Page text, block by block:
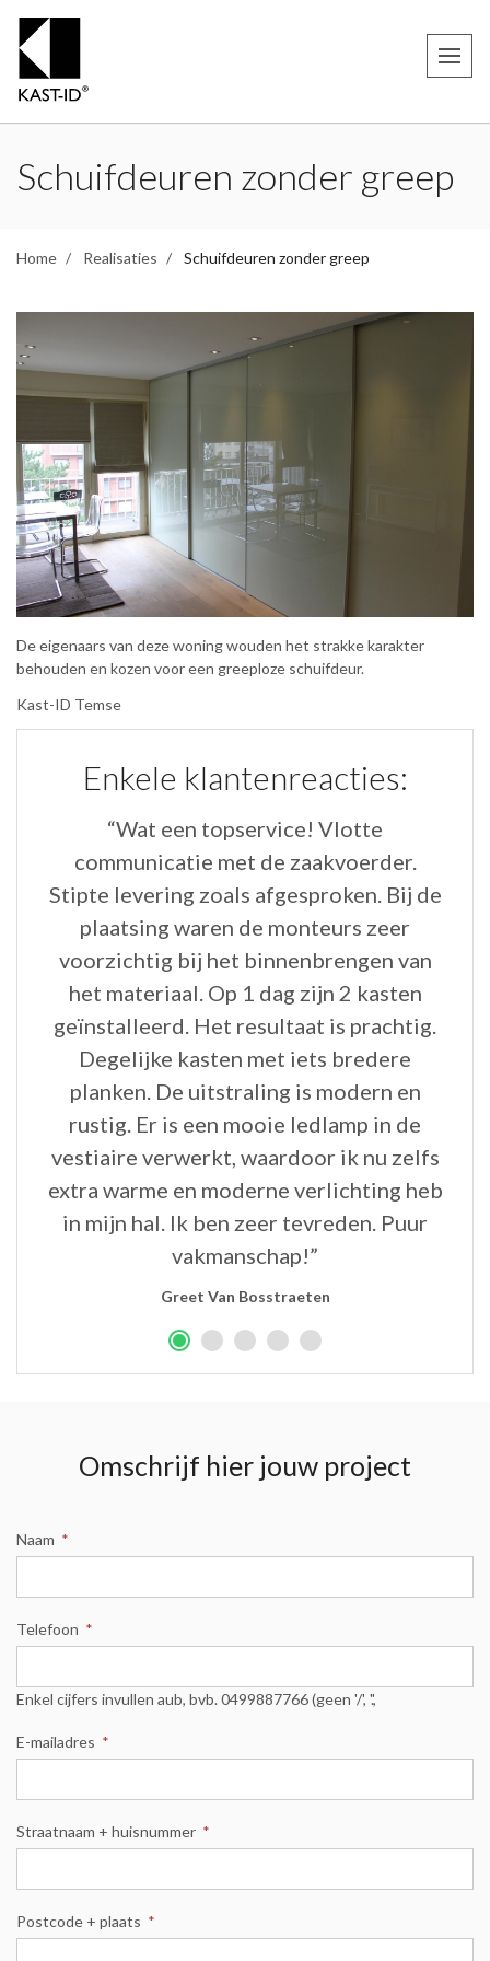
Schuifdeuren zonder greep
Home Realisaties Schuifdeuren zonder greep
De eigenaars van deze woning wouden het strakke karakter
behouden en kozen voor een greeploze schuifdeur.
Kast-ID Temse
Enkele klantenreacties:
“Wat een topservice! Vlotte
communicatie met de zaakvoerder.
Stipte levering zoals afgesproken. Bij de
plaatsing waren de monteurs zeer
voorzichtig bij het binnenbrengen van
het materiaal. Op 1 dag zijn 2 kasten
geïnstalleerd. Het resultaat is prachtig.
Degelijke kasten met iets bredere
planken. De uitstraling is modern en
rustig. Er is een mooie ledlamp in de
vestiaire verwerkt, waardoor ik nu zelfs
extra warme en moderne verlichting heb
in mijn hal. Ik ben zeer tevreden. Puur
vakmanschap!”
Greet Van Bosstraeten
Omschrijf hier jouw project
Naam *
Telefoon *
Enkel cijfers invullen aub, bvb. 0499887766 (geen '/', '.',
E-mailadres *
Straatnaam + huisnummer *
Postcode + plaats *